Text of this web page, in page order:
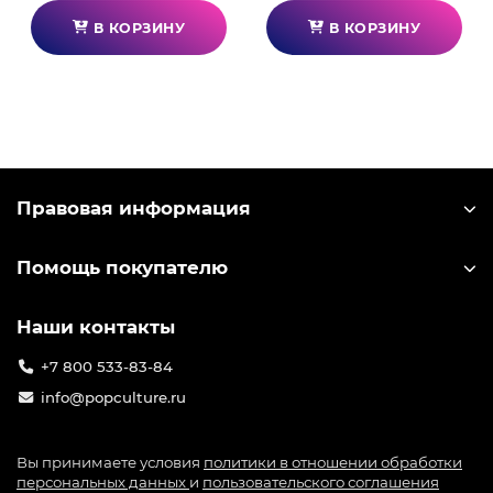
В КОРЗИНУ В КОРЗИНУ
Правовая информация
Помощь покупателю
Наши контакты
+7 800 533-83-84
info@popculture.ru
Вы принимаете условия политики в отношении обработки
персональных данных и пользовательского соглашения